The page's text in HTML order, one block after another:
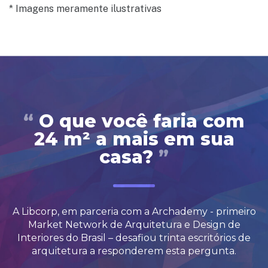
* Imagens meramente ilustrativas
“ O que você fariacom
24 m² a maisem sua
casa? ”
A Libcorp, em parceria com a Archademy - primeiro
Market Network de Arquitetura e Design de
Interiores do Brasil – desafiou trinta escritórios de
arquitetura a responderem esta pergunta.